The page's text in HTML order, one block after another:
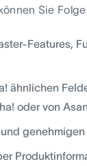
Sie
Features,
ähnlichen
oder von